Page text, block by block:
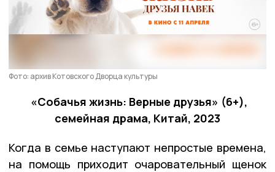
Фото: архив Котовского Дворца культуры
«Собачья жизнь: Верные друзья» (6+),
семейная драма, Китай, 2023
Когда в семье наступают непростые времена,
на помощь приходит очаровательный щенок